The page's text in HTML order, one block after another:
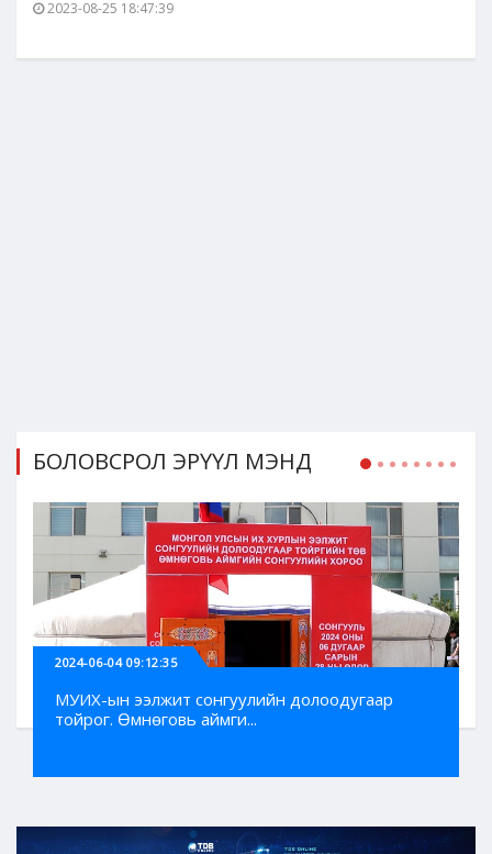
2023-08-25 18:47:39
БОЛОВСРОЛ ЭРҮҮЛ МЭНД
2024-06-04 09:12:35
МУИХ-ын ээлжит сонгуулийн долоодугаар
тойрог. Өмнөговь аймги...